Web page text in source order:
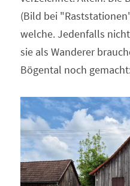
(Bild bei
welche. Jedenfalls
sie als Wanderer
Bögental noch